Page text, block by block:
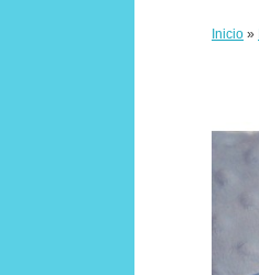
Inicio »